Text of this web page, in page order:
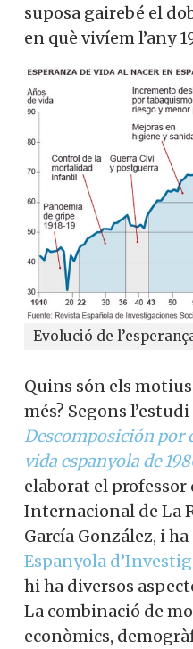
suposa gairebé el
en què vivíem l’any
Evolució de
Quins són els
més? Segons l’estudi
Descomposición por
vida espanyola de
elaborat el
Internacional de La
García González, i
Espanyola
hi ha diversos
La combinació de
econòmics,